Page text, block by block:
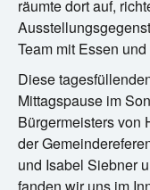
räumte dort auf,
Team mit Essen
Diese
Mittagspause im
Bürgermeisters von
der
und Isabel Siebner
fanden wir uns im